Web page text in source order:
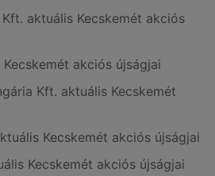
aktuális Kecskemét akciós
akciós újságjai
Kft. aktuális Kecskemét
Kecskemét akciós újságjai
Kecskemét akciós újságjai